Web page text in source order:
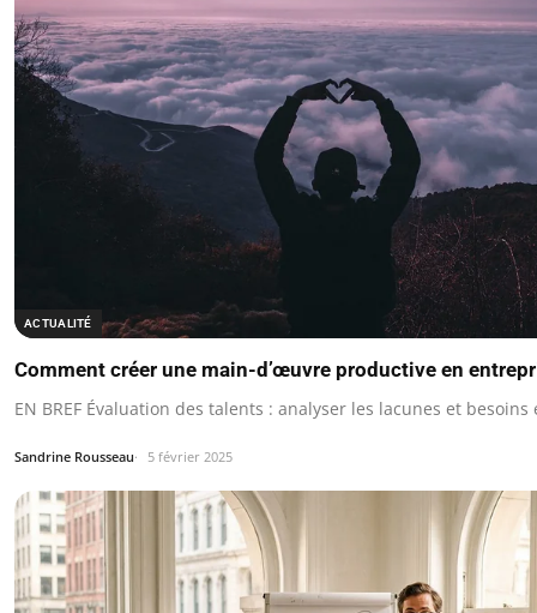
ACTUALITÉ
Comment créer une main-d’œuvre productive en
EN BREF Évaluation des talents : analyser les lacunes et
Sandrine Rousseau 5 février 2025